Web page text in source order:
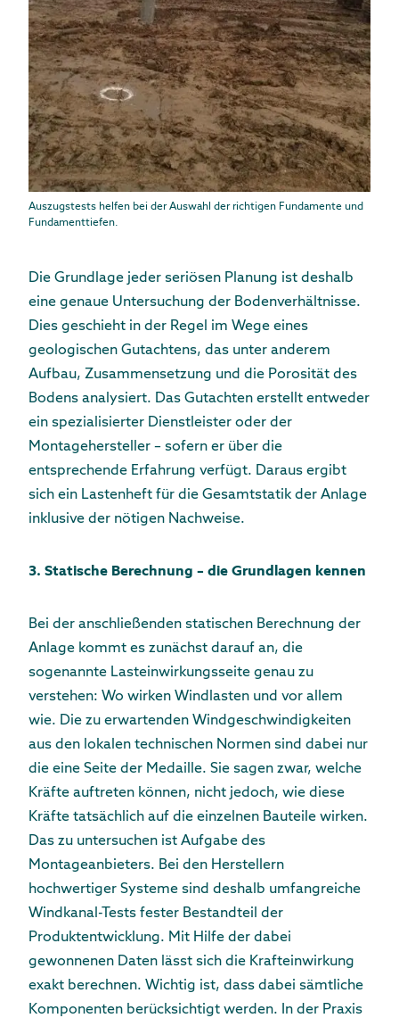
Auszugstests helfen bei der Auswahl der richtigen Fundamente und
Fundamenttiefen.
Die Grundlage jeder seriösen Planung ist deshalb
eine genaue Untersuchung der Bodenverhältnisse.
Dies geschieht in der Regel im Wege eines
geologischen Gutachtens, das unter anderem
Aufbau, Zusammensetzung und die Porosität des
Bodens analysiert. Das Gutachten erstellt entweder
ein spezialisierter Dienstleister oder der
Montagehersteller – sofern er über die
entsprechende Erfahrung verfügt. Daraus ergibt
sich ein Lastenheft für die Gesamtstatik der Anlage
inklusive der nötigen Nachweise.
3. Statische Berechnung – die Grundlagen kennen
Bei der anschließenden statischen Berechnung der
Anlage kommt es zunächst darauf an, die
sogenannte Lasteinwirkungsseite genau zu
verstehen: Wo wirken Windlasten und vor allem
wie. Die zu erwartenden Windgeschwindigkeiten
aus den lokalen technischen Normen sind dabei nur
die eine Seite der Medaille. Sie sagen zwar, welche
Kräfte auftreten können, nicht jedoch, wie diese
Kräfte tatsächlich auf die einzelnen Bauteile wirken.
Das zu untersuchen ist Aufgabe des
Montageanbieters. Bei den Herstellern
hochwertiger Systeme sind deshalb umfangreiche
Windkanal-Tests fester Bestandteil der
Produktentwicklung. Mit Hilfe der dabei
gewonnenen Daten lässt sich die Krafteinwirkung
exakt berechnen. Wichtig ist, dass dabei sämtliche
Komponenten berücksichtigt werden. In der Praxis